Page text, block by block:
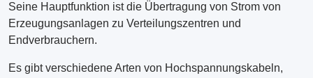
Seine Hauptfunktion ist die Übertragung von Strom von
Erzeugungsanlagen zu Verteilungszentren und
Endverbrauchern.
Es gibt verschiedene Arten von Hochspannungskabeln,